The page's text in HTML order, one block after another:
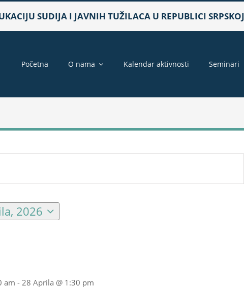
SUDIJA I JAVNIH TUŽILACA U REPUBLICI SRPSKOJ
Početna O nama Kalendar aktivnosti Seminari
2026
am -28 Aprila @ 1:30 pm